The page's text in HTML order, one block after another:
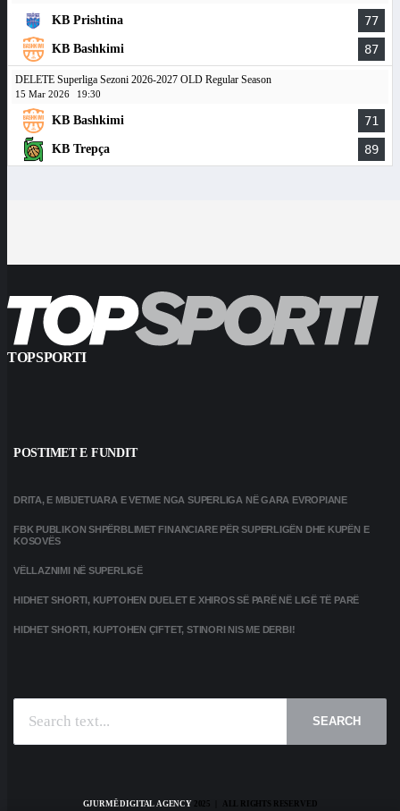
KB Prishtina 77
KB Bashkimi 87
DELETE Superliga Sezoni 2026-2027 OLD Regular Season
15 Mar 2026 19:30
KB Bashkimi 71
KB Trepça 89
TOPSPORTI
POSTIMET E FUNDIT
DRITA, E MBIJETUARA E VETME NGA SUPERLIGA NË GARA EVROPIANE
FBK PUBLIKON SHPËRBLIMET FINANCIARE PËR SUPERLIGËN DHE KUPËN E
KOSOVËS
VËLLAZNIMI NË SUPERLIGË
HIDHET SHORTI, KUPTOHEN DUELET E XHIROS SË PARË NË LIGË TË PARË
HIDHET SHORTI, KUPTOHEN ÇIFTET, STINORI NIS ME DERBI!
SEARCH
GJURMË DIGITAL AGENCY2025 | ALL RIGHTS RESERVED